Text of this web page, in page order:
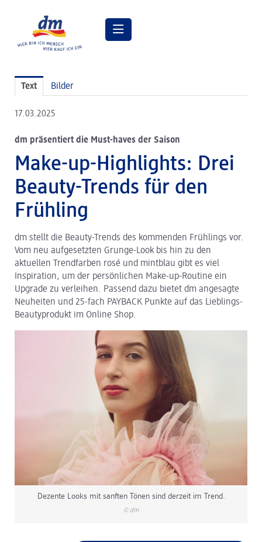
Pressebilder
dm Geschäftsführung
dm Markt
dm friseurstudio
dm kosmetikstudio
Verantwortung
Lehre bei dm
Arbeiten bei dm
dm Logistik
dm Online Shop
Text Bilder
17.03.2025
dm präsentiert die Must-haves der Saison
Make-up-Highlights: Drei
Beauty-Trends für den
Frühling
dm stellt die Beauty-Trends des kommenden Frühlings vor.
Vom neu aufgesetzten Grunge-Look bis hin zu den
aktuellen Trendfarben rosé und mintblau gibt es viel
Inspiration, um der persönlichen Make-up-Routine ein
Upgrade zu verleihen. Passend dazu bietet dm angesagte
Neuheiten und 25-fach PAYBACK Punkte auf das Lieblings-
Beautyprodukt im Online Shop.
Dezente Looks mit sanften Tönen sind derzeit im Trend.
© dm